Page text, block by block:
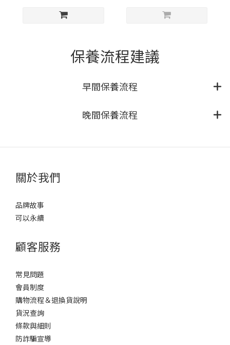
保養流程建議
早間保養流程
晚間保養流程
關於我們
品牌故事
可以永續
顧客服務
常見問題
會員制度
購物流程＆退換貨說明
貨況查詢
條款與細則
防詐騙宣導